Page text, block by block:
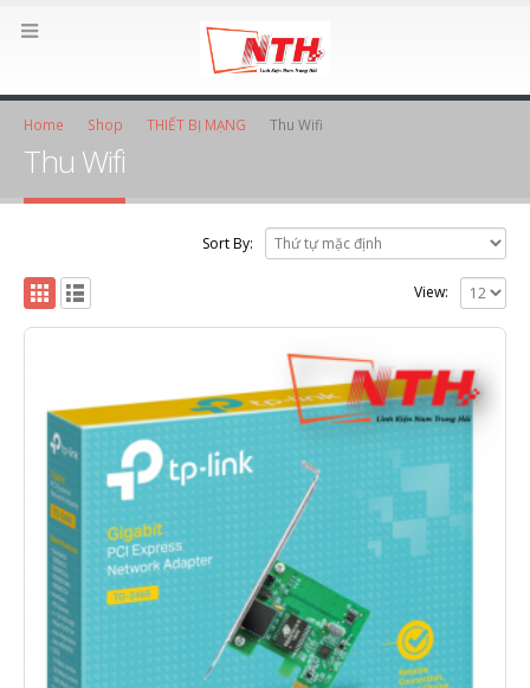
Home Shop THIẾT BỊ MẠNG Thu Wifi
Thu Wifi
Sort By:
View: